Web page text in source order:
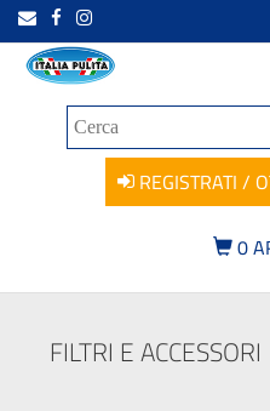
REGISTRATI /
0
FILTRI E ACCESSORI